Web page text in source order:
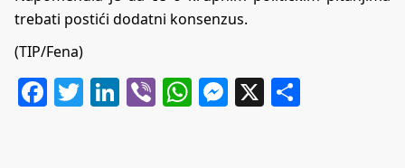
trebati postići dodatni konsenzus.
(TIP/Fena)
Facebook
Twitter
LinkedIn
ViberWhatsApp
Messenger
X